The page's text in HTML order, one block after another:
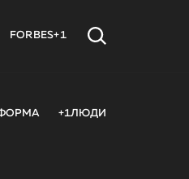
FORBES+1
+1ЛЮДИ